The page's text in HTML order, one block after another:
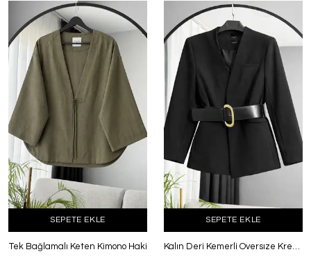
SEPETE EKLE
Tek Bağlamalı Keten Kimono Haki
SEPETE EKLE
Kalın Deri Kemerli Oversıze Krep Ceket Siyah